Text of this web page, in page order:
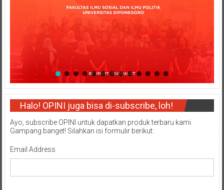
Halo! OPINI juga bisa di-subscribe, loh!
Ayo, subscribe OPINI untuk dapatkan produk terbaru kami.
Gampang banget! Silahkan isi formulir berikut:
Email Address